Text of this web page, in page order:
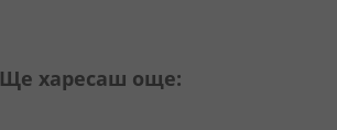
Ще харесаш още: